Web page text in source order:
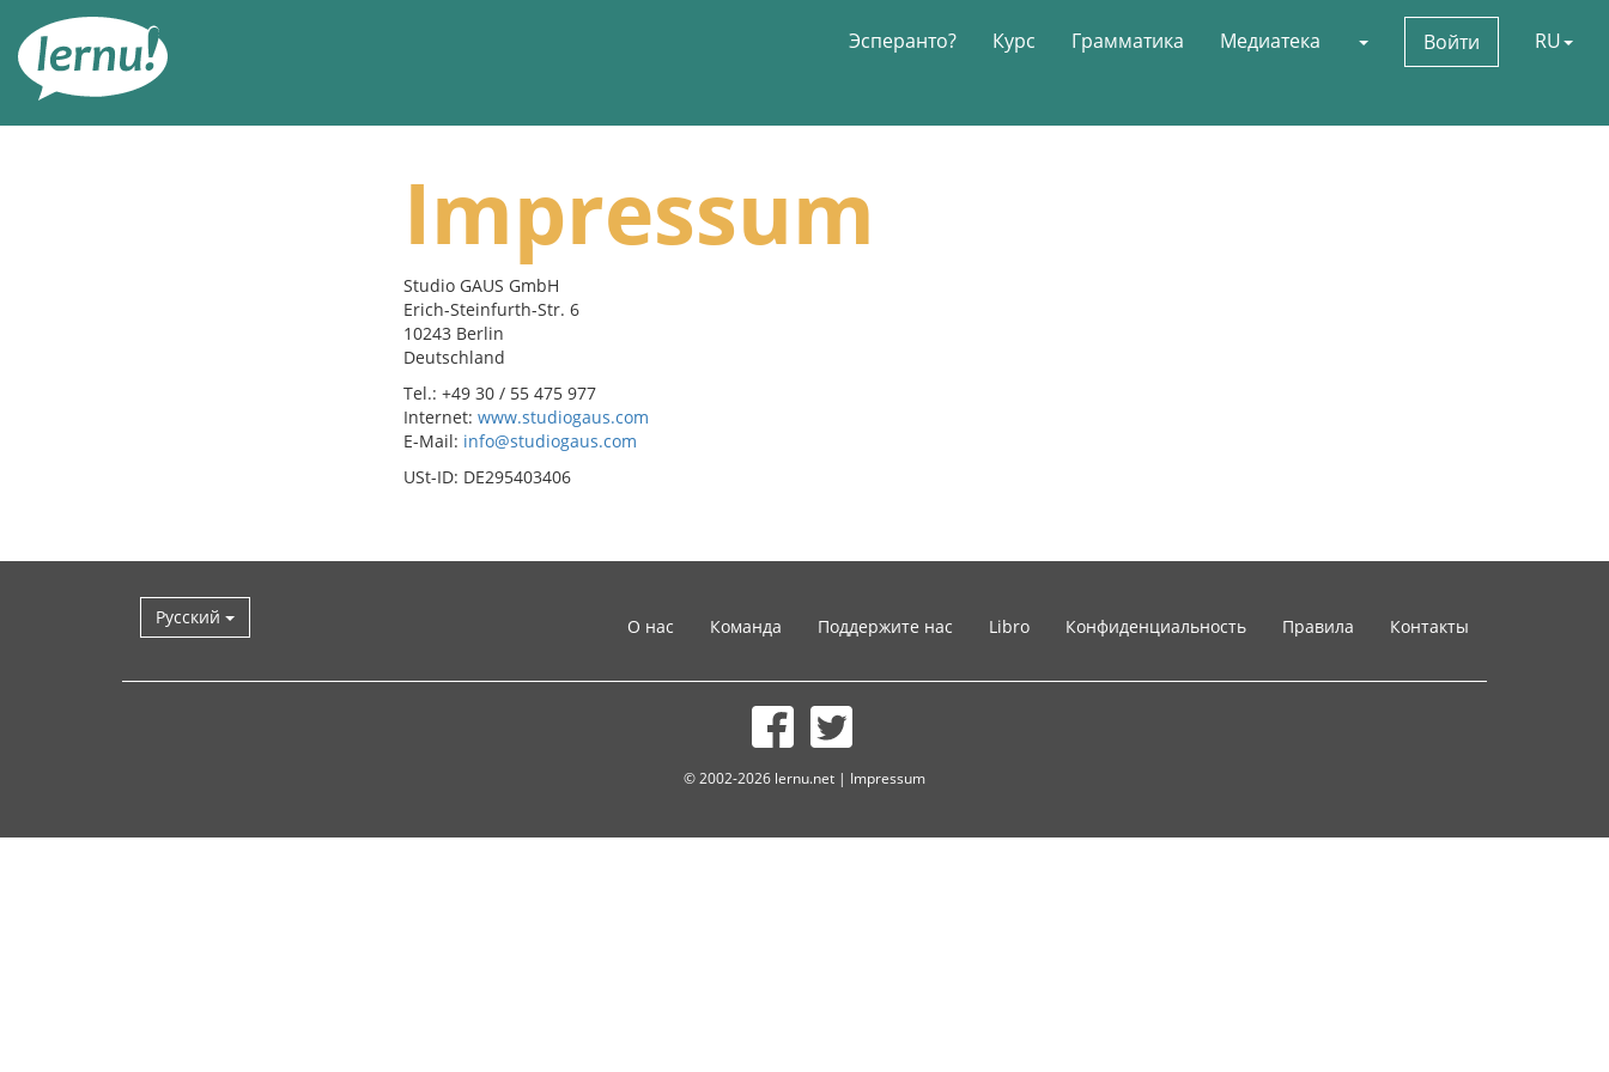
содержанию
Эсперанто? Курс Грамматика Медиатека Войти RU
Impressum
Studio GAUS GmbH
Erich-Steinfurth-Str. 6
10243 Berlin
Deutschland
Tel.: +49 30 / 55 475 977
Internet: www.studiogaus.com
E-Mail: info@studiogaus.com
USt-ID: DE295403406
Русский О нас Команда Поддержите нас Libro Конфиденциальность Правила Контакты
© 2002-2026 lernu.net | Impressum